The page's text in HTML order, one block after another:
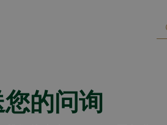
的问询